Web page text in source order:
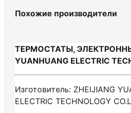
Похожие производители
ТЕРМОСТАТЫ,
YUANHUANG ELECTRIC
Изготовитель: ZHEIJIANG
ELECTRIC TECHNOLOGY